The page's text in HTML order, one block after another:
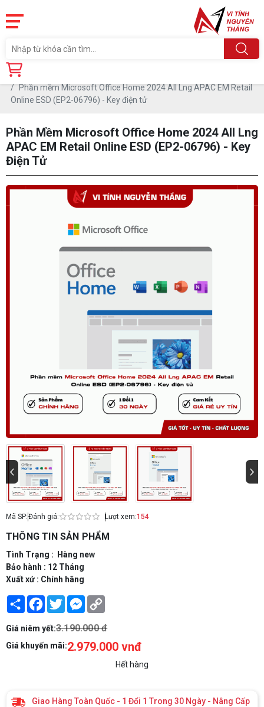
Trang chủ
Phần mềm Microsoft Office Home 2024 All Lng APAC EM Retail
Online ESD (EP2-06796) - Key điện tử
Phần Mềm Microsoft Office Home 2024 All Lng
APAC EM Retail Online ESD (EP2-06796) - Key
Điện Tử
Mã SP:Đánh giá: Lượt xem:154
THÔNG TIN SẢN PHẨM
Tình Trạng : Hàng new
Bảo hành : 12 Tháng
Xuất xứ : Chính hãng
Share Facebook
TwitterMessenger
Giá niêm yết:3.190.000 đ
Giá khuyến mãi:2.979.000 vnđ
Hết hàng
Giao Hàng Toàn Quốc - 1 Đổi 1 Trong 30 Ngày - Nâng Cấp